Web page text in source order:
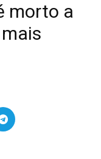
morto a